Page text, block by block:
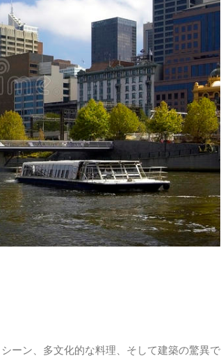
ーン、多文化的な料理、そして建築の驚異で